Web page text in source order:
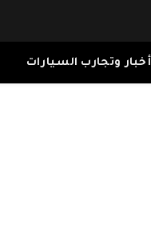
أخبار وتجارب السيارات